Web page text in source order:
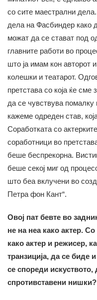
со сите маестрални
дела на Фасбиндер како
можат да се стават под
главните работи во
што ја имам кон авторот
колешки и театарот.
претстава со која ќе сме
да се чувствува помалку
кажеме одреден став,
Соработката со
соработници во
беше беспрекорна.
беше секој миг од
што беа вклучени во
Петра фон Кант“.
Овој пат бевте во
не на неа како актер.
како актер и режисер,
транзиција, да се биде
се спореди искуството,
спротивставени нишки?